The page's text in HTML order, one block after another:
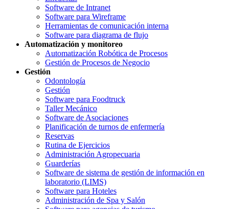
Software de Intranet
Software para Wireframe
Herramientas de comunicación interna
Software para diagrama de flujo
Automatización y monitoreo
Automatización Robótica de Procesos
Gestión de Procesos de Negocio
Gestión
Odontología
Gestión
Software para Foodtruck
Taller Mecánico
Software de Asociaciones
Planificación de turnos de enfermería
Reservas
Rutina de Ejercicios
Administración Agropecuaria
Guarderías
Software de sistema de gestión de información en
laboratorio (LIMS)
Software para Hoteles
Administración de Spa y Salón